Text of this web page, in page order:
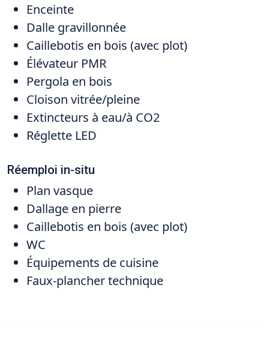
Enceinte
Dalle gravillonnée
Caillebotis en bois (avec plot)
Élévateur PMR
Pergola en bois
Cloison vitrée/pleine
Extincteurs à eau/à CO2
Réglette LED
Réemploi in-situ
Plan vasque
Dallage en pierre
Caillebotis en bois (avec plot)
WC
Équipements de cuisine
Faux-plancher technique